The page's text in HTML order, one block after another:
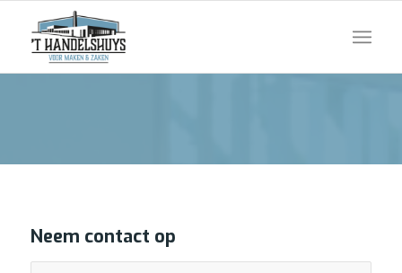
Neem contact op